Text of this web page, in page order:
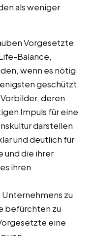
als weniger
Vorgesetzte
Balance,
wenn es nötig
geschützt.
deren
Impuls für eine
darstellen
und deutlich für
und die ihrer
ihren
zu
befürchten zu
eine